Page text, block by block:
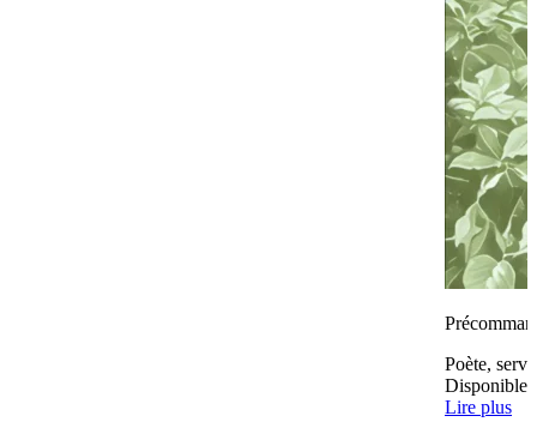
Poète,
Disponible
Lire plus